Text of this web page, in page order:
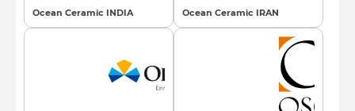
Ocean Ceramic INDIA Ocean Ceramic IRAN